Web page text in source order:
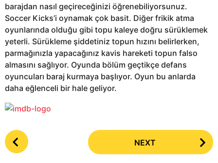
barajdan nasıl geçireceğinizi öğrenebiliyorsunuz.
Soccer Kicks’i oynamak çok basit. Diğer frikik atma
oyunlarında olduğu gibi topu kaleye doğru sürüklemek
yeterli. Sürükleme şiddetiniz topun hızını belirlerken,
parmağınızla yapacağınız kavis hareketi topun falso
almasını sağlıyor. Oyunda bölüm geçtikçe defans
oyuncuları baraj kurmaya başlıyor. Oyun bu anlarda
daha eğlenceli bir hale geliyor.
P
o
NEXT